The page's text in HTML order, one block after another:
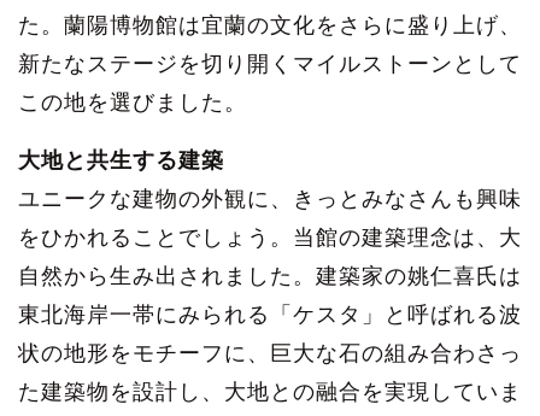
た。蘭陽博物館は宜蘭の文化をさらに盛り上げ、
新たなステージを切り開くマイルストーンとして
この地を選びました。
大地と共生する建築
ユニークな建物の外観に、きっとみなさんも興味
をひかれることでしょう。当館の建築理念は、大
自然から生み出されました。建築家の姚仁喜氏は
東北海岸一帯にみられる「ケスタ」と呼ばれる波
状の地形をモチーフに、巨大な石の組み合わさっ
た建築物を設計し、大地との融合を実現していま